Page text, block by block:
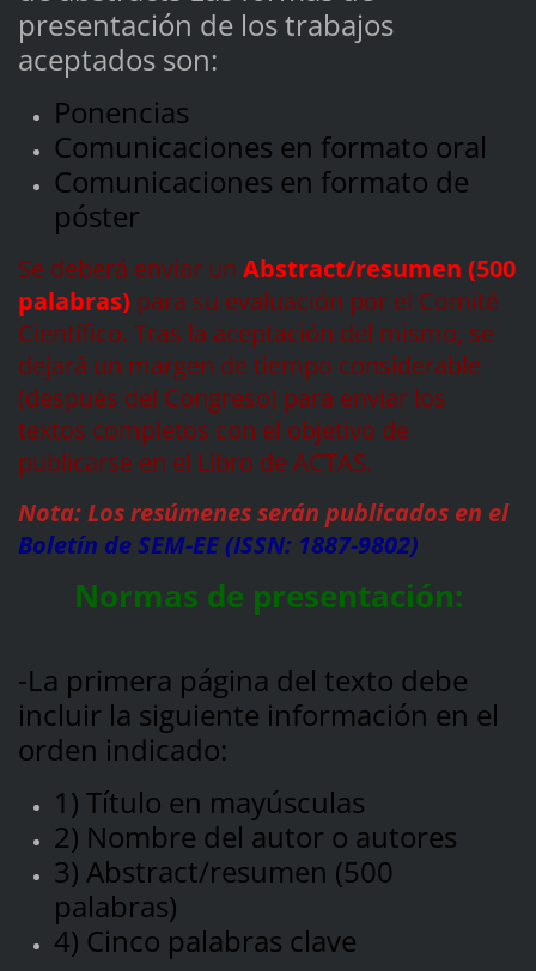
presentación de los trabajos
aceptados son:
Ponencias
Comunicaciones en formato oral
Comunicaciones en formato de
póster
Se deberá enviar un Abstract/resumen (500
palabras) para su evaluación por el Comité
Científico. Tras la aceptación del mismo, se
dejará un margen de tiempo considerable
(después del Congreso) para enviar los
textos completos con el objetivo de
publicarse en el Libro de ACTAS.
Nota: Los resúmenes serán publicados en el
Boletín de SEM-EE (ISSN: 1887-9802)
Normas de presentación:
-La primera página del texto debe
incluir la siguiente información en el
orden indicado:
1) Título en mayúsculas
2) Nombre del autor o autores
3) Abstract/resumen (500
palabras)
4) Cinco palabras clave